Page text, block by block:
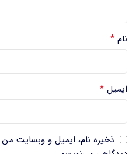
نام *
ایمیل *
ذخیره نام، ایمیل و وبسایت من